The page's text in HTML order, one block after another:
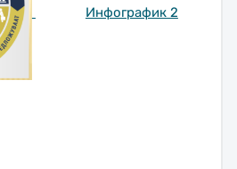
Инфографик 2